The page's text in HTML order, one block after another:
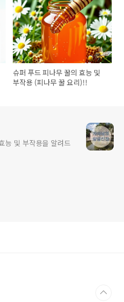
슈퍼 푸드 피나무 꿀의 효능 및
부작용 (피나무 꿀 요리)!!
능 및 부작용을 알려드